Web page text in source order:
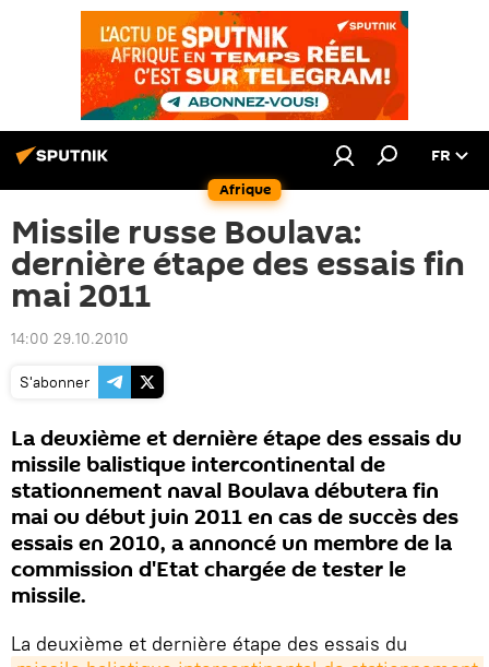
Afrique
FR
Missile russe Boulava:
dernière étape des essais fin
mai 2011
14:00 29.10.2010
S'abonner
La deuxième et dernière étape des essais du
missile balistique intercontinental de
stationnement naval Boulava débutera fin
mai ou début juin 2011 en cas de succès des
essais en 2010, a annoncé un membre de la
commission d'Etat chargée de tester le
missile.
La deuxième et dernière étape des essais du